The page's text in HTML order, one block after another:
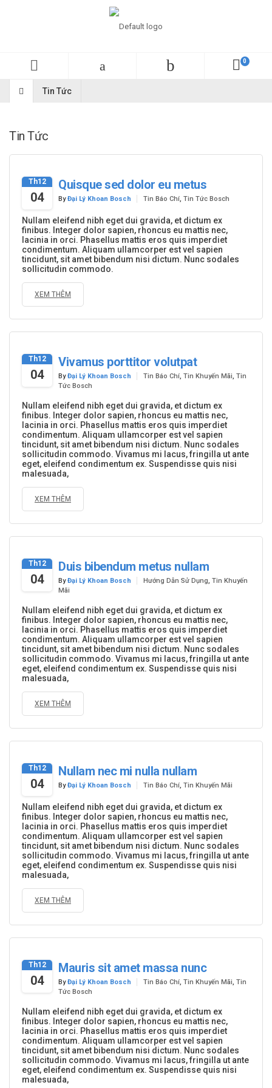
Tin Tức
Tin Tức
Th12
04
Quisque sed dolor eu metus
ByĐại Lý Khoan Bosch Tin Báo Chí, Tin Tức Bosch
Nullam eleifend nibh eget dui gravida, et dictum ex
finibus. Integer dolor sapien, rhoncus eu mattis nec,
lacinia in orci. Phasellus mattis eros quis imperdiet
condimentum. Aliquam ullamcorper est vel sapien
tincidunt, sit amet bibendum nisi dictum. Nunc sodales
sollicitudin commodo.
XEM THÊM
Th12
04
Vivamus porttitor volutpat
ByĐại Lý Khoan Bosch Tin Báo Chí, Tin Khuyến Mãi, Tin
Tức Bosch
Nullam eleifend nibh eget dui gravida, et dictum ex
finibus. Integer dolor sapien, rhoncus eu mattis nec,
lacinia in orci. Phasellus mattis eros quis imperdiet
condimentum. Aliquam ullamcorper est vel sapien
tincidunt, sit amet bibendum nisi dictum. Nunc sodales
sollicitudin commodo. Vivamus mi lacus, fringilla ut ante
eget, eleifend condimentum ex. Suspendisse quis nisi
malesuada,
XEM THÊM
Th12
04
Duis bibendum metus nullam
ByĐại Lý Khoan Bosch Hướng Dẫn Sử Dụng, Tin Khuyến
Mãi
Nullam eleifend nibh eget dui gravida, et dictum ex
finibus. Integer dolor sapien, rhoncus eu mattis nec,
lacinia in orci. Phasellus mattis eros quis imperdiet
condimentum. Aliquam ullamcorper est vel sapien
tincidunt, sit amet bibendum nisi dictum. Nunc sodales
sollicitudin commodo. Vivamus mi lacus, fringilla ut ante
eget, eleifend condimentum ex. Suspendisse quis nisi
malesuada,
XEM THÊM
Th12
04
Nullam nec mi nulla nullam
ByĐại Lý Khoan Bosch Tin Báo Chí, Tin Khuyến Mãi
Nullam eleifend nibh eget dui gravida, et dictum ex
finibus. Integer dolor sapien, rhoncus eu mattis nec,
lacinia in orci. Phasellus mattis eros quis imperdiet
condimentum. Aliquam ullamcorper est vel sapien
tincidunt, sit amet bibendum nisi dictum. Nunc sodales
sollicitudin commodo. Vivamus mi lacus, fringilla ut ante
eget, eleifend condimentum ex. Suspendisse quis nisi
malesuada,
XEM THÊM
Th12
04
Mauris sit amet massa nunc
ByĐại Lý Khoan Bosch Tin Báo Chí, Tin Khuyến Mãi, Tin
Tức Bosch
Nullam eleifend nibh eget dui gravida, et dictum ex
finibus. Integer dolor sapien, rhoncus eu mattis nec,
lacinia in orci. Phasellus mattis eros quis imperdiet
condimentum. Aliquam ullamcorper est vel sapien
tincidunt, sit amet bibendum nisi dictum. Nunc sodales
sollicitudin commodo. Vivamus mi lacus, fringilla ut ante
eget, eleifend condimentum ex. Suspendisse quis nisi
malesuada,